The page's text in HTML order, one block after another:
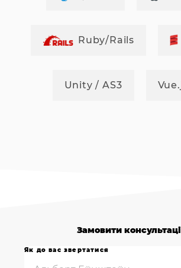
Ruby/Rails
Unity / AS3
Замовити
Як до вас звертатися